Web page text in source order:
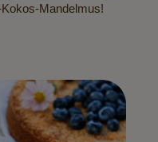
Mandelmus!